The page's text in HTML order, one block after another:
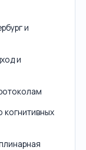
и
и
когнитивных